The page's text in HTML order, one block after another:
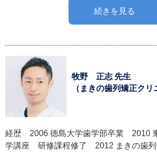
続きを見る
牧野 正志 先生
（まきの歯列矯正クリ
経歴 2006 徳島大学歯学部卒業 2010
学講座 研修課程修了 2012 まきの歯列